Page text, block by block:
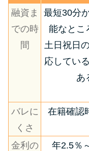
融資ま
での時
間
最短30分
能なとこ
土日祝日
応してい
あ
バレに
くさ
在籍確認
金利の
年2.5％